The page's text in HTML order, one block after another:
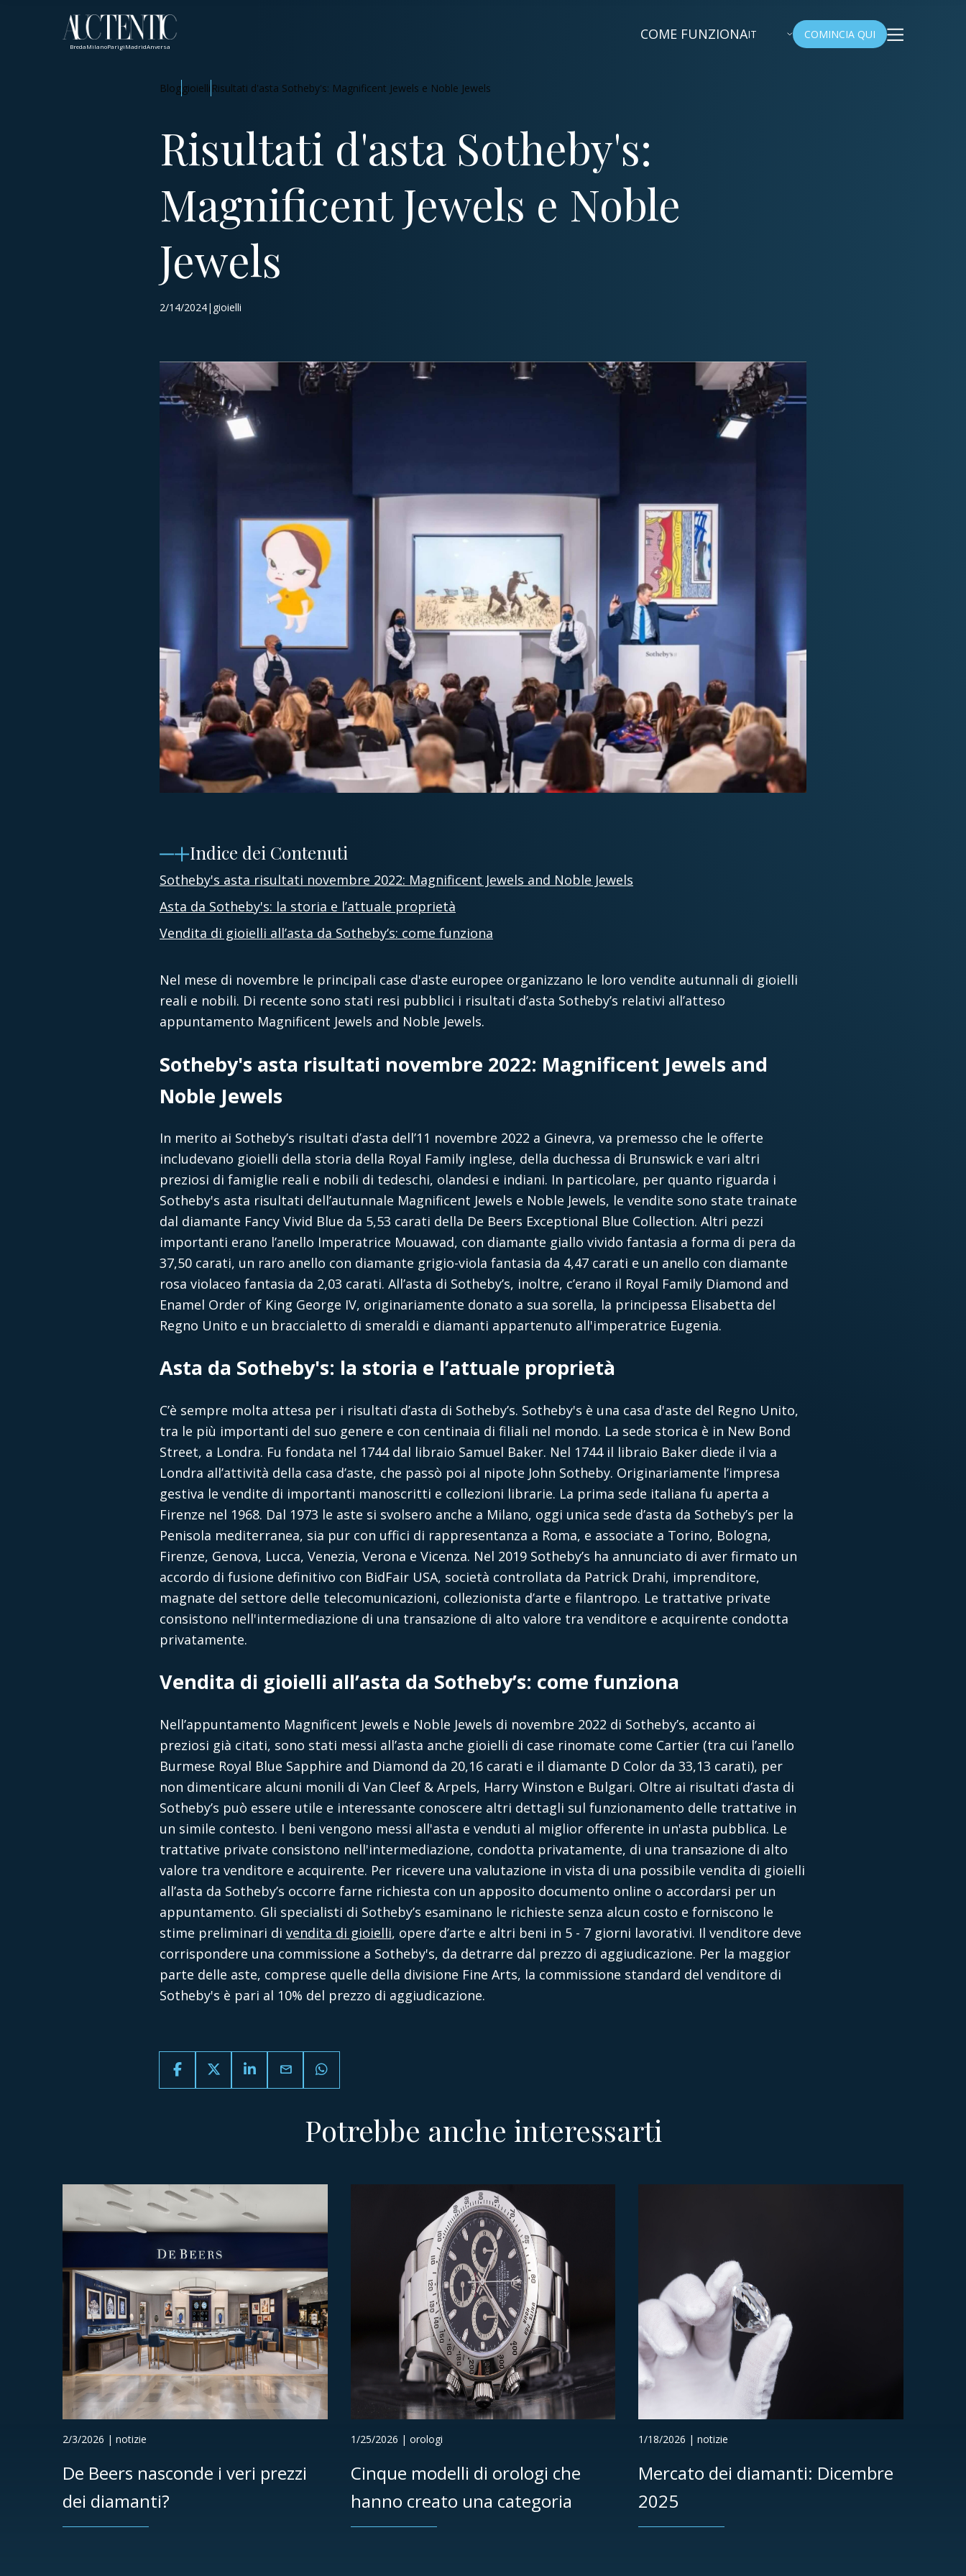
BredaMilanoParigiMadridAnversa
COME FUNZIONAIT COMINCIA QUI
Bloggioielli Risultati d'asta Sotheby's: Magnificent Jewels e Noble Jewels
Risultati d'asta Sotheby's:
Magnificent Jewels e Noble
Jewels
2/14/2024|gioielli
Indice dei Contenuti
Sotheby's asta risultati novembre 2022: Magnificent Jewels and Noble Jewels
Asta da Sotheby's: la storia e l’attuale proprietà
Vendita di gioielli all’asta da Sotheby’s: come funziona
Nel mese di novembre le principali case d'aste europee organizzano le loro vendite autunnali di gioielli
reali e nobili. Di recente sono stati resi pubblici i risultati d’asta Sotheby’s relativi all’atteso
appuntamento Magnificent Jewels and Noble Jewels.
Sotheby's asta risultati novembre 2022: Magnificent Jewels and
Noble Jewels
In merito ai Sotheby’s risultati d’asta dell’11 novembre 2022 a Ginevra, va premesso che le offerte
includevano gioielli della storia della Royal Family inglese, della duchessa di Brunswick e vari altri
preziosi di famiglie reali e nobili di tedeschi, olandesi e indiani. In particolare, per quanto riguarda i
Sotheby's asta risultati dell’autunnale Magnificent Jewels e Noble Jewels, le vendite sono state trainate
dal diamante Fancy Vivid Blue da 5,53 carati della De Beers Exceptional Blue Collection. Altri pezzi
importanti erano l’anello Imperatrice Mouawad, con diamante giallo vivido fantasia a forma di pera da
37,50 carati, un raro anello con diamante grigio-viola fantasia da 4,47 carati e un anello con diamante
rosa violaceo fantasia da 2,03 carati. All’asta di Sotheby’s, inoltre, c’erano il Royal Family Diamond and
Enamel Order of King George IV, originariamente donato a sua sorella, la principessa Elisabetta del
Regno Unito e un braccialetto di smeraldi e diamanti appartenuto all'imperatrice Eugenia.
Asta da Sotheby's: la storia e l’attuale proprietà
C’è sempre molta attesa per i risultati d’asta di Sotheby’s. Sotheby's è una casa d'aste del Regno Unito,
tra le più importanti del suo genere e con centinaia di filiali nel mondo. La sede storica è in New Bond
Street, a Londra. Fu fondata nel 1744 dal libraio Samuel Baker. Nel 1744 il libraio Baker diede il via a
Londra all’attività della casa d’aste, che passò poi al nipote John Sotheby. Originariamente l’impresa
gestiva le vendite di importanti manoscritti e collezioni librarie. La prima sede italiana fu aperta a
Firenze nel 1968. Dal 1973 le aste si svolsero anche a Milano, oggi unica sede d’asta da Sotheby’s per la
Penisola mediterranea, sia pur con uffici di rappresentanza a Roma, e associate a Torino, Bologna,
Firenze, Genova, Lucca, Venezia, Verona e Vicenza. Nel 2019 Sotheby’s ha annunciato di aver firmato un
accordo di fusione definitivo con BidFair USA, società controllata da Patrick Drahi, imprenditore,
magnate del settore delle telecomunicazioni, collezionista d’arte e filantropo. Le trattative private
consistono nell'intermediazione di una transazione di alto valore tra venditore e acquirente condotta
privatamente.
Vendita di gioielli all’asta da Sotheby’s: come funziona
Nell’appuntamento Magnificent Jewels e Noble Jewels di novembre 2022 di Sotheby’s, accanto ai
preziosi già citati, sono stati messi all’asta anche gioielli di case rinomate come Cartier (tra cui l’anello
Burmese Royal Blue Sapphire and Diamond da 20,16 carati e il diamante D Color da 33,13 carati), per
non dimenticare alcuni monili di Van Cleef & Arpels, Harry Winston e Bulgari. Oltre ai risultati d’asta di
Sotheby’s può essere utile e interessante conoscere altri dettagli sul funzionamento delle trattative in
un simile contesto. I beni vengono messi all'asta e venduti al miglior offerente in un'asta pubblica. Le
trattative private consistono nell'intermediazione, condotta privatamente, di una transazione di alto
valore tra venditore e acquirente. Per ricevere una valutazione in vista di una possibile vendita di gioielli
all’asta da Sotheby’s occorre farne richiesta con un apposito documento online o accordarsi per un
appuntamento. Gli specialisti di Sotheby’s esaminano le richieste senza alcun costo e forniscono le
stime preliminari di vendita di gioielli, opere d’arte e altri beni in 5 - 7 giorni lavorativi. Il venditore deve
corrispondere una commissione a Sotheby's, da detrarre dal prezzo di aggiudicazione. Per la maggior
parte delle aste, comprese quelle della divisione Fine Arts, la commissione standard del venditore di
Sotheby's è pari al 10% del prezzo di aggiudicazione.
email
Potrebbe anche interessarti
2/3/2026 | notizie
De Beers nasconde i veri prezzi
dei diamanti?
1/25/2026 | orologi
Cinque modelli di orologi che
hanno creato una categoria
1/18/2026 | notizie
Mercato dei diamanti: Dicembre
2025